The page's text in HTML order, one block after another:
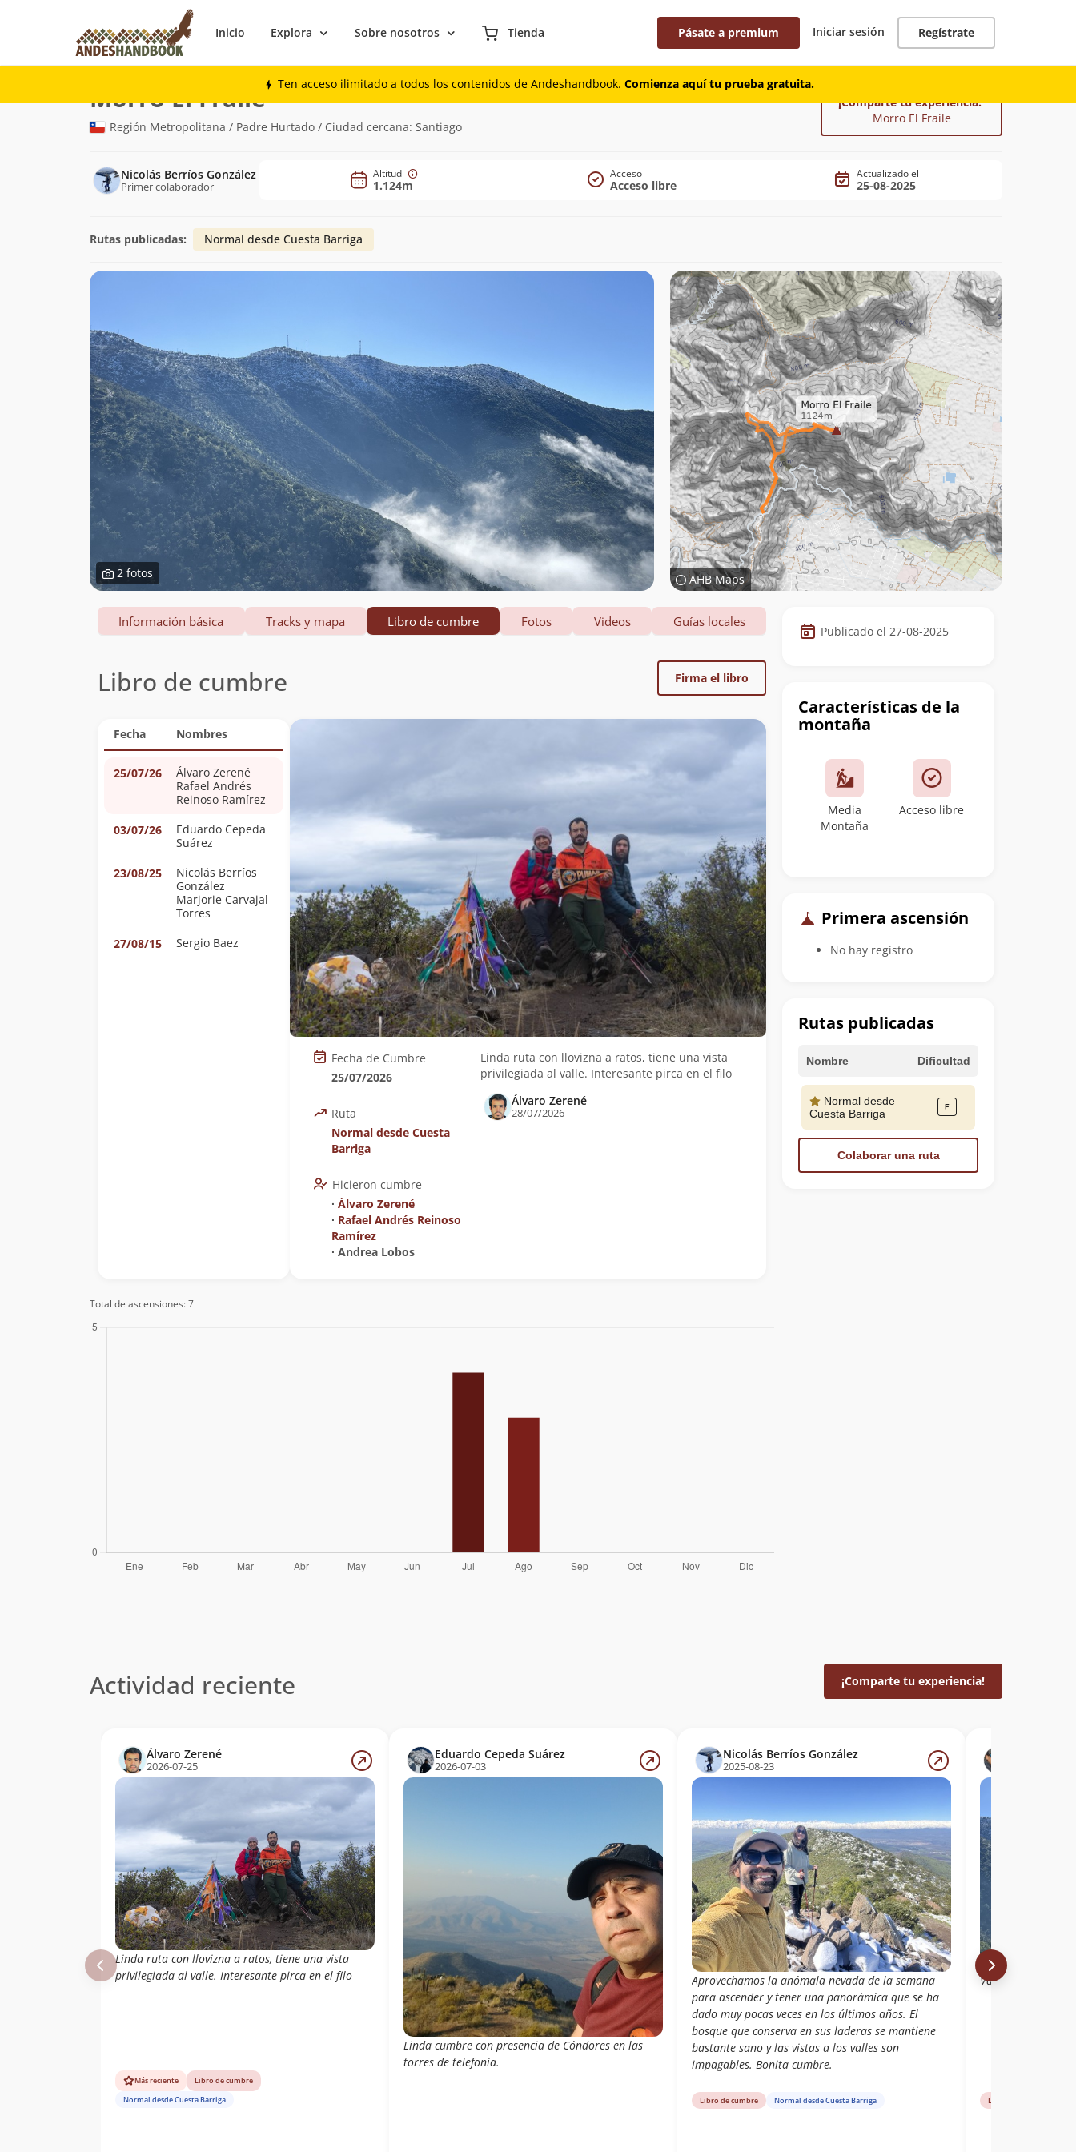
Inicio Explora Sobre nosotros Tienda Pásate a premium Iniciar sesión Regístrate
Ten acceso ilimitado a todos los contenidos de Andeshandbook. Comienza aquí tu prueba gratuita.
Montaña
Morro El Fraile(1.124m)
Región Metropolitana / Padre Hurtado / Ciudad cercana: Santiago
¡Comparte tu experiencia!
Morro El Fraile
Nicolás Berríos González
Primer colaborador
Altitud
1.124m
Acceso
Acceso libre
Actualizado el
25-08-2025
Rutas publicadas: Normal desde Cuesta Barriga
2 fotos AHB Maps
Datos
de
cumbre
Publicado el 27-08-2025
Características de la
montaña
Media
Montaña
Acceso libre
Primera ascensión
No hay registro
Rutas publicadas
Nombre Dificultad
Normal desde
Cuesta Barriga
Colaborar una ruta
Información básica Tracks y mapa Libro de cumbre Fotos Videos Guías locales
Libro de cumbre Firma el libro
Fecha Nombres
25/07/26
Álvaro Zerené
Rafael Andrés
Reinoso Ramírez
03/07/26
Eduardo Cepeda
Suárez
23/08/25
Nicolás Berríos
González
Marjorie Carvajal
Torres
27/08/15
Sergio Baez
Fecha de Cumbre
25/07/2026
Ruta
Normal desde Cuesta
Barriga
Hicieron cumbre
∙ Álvaro Zerené
∙ Rafael Andrés Reinoso
Ramírez
∙ Andrea Lobos
Linda ruta con llovizna a ratos, tiene una vista
privilegiada al valle. Interesante pirca en el filo
Álvaro Zerené
28/07/2026
Total de ascensiones: 7
Actividad reciente ¡Comparte tu experiencia!
Álvaro Zerené
2026-07-25
Linda ruta con llovizna a ratos, tiene una vista
privilegiada al valle. Interesante pirca en el filo
Más reciente
Libro de cumbre
Normal desde Cuesta Barriga
Eduardo Cepeda Suárez
2026-07-03
Linda cumbre con presencia de Cóndores en las
torres de telefonía.
Nicolás Berríos González
2025-08-23
Aprovechamos la anómala nevada de la semana
para ascender y tener una panorámica que se ha
dado muy pocas veces en los últimos años. El
bosque que conserva en sus laderas se mantiene
bastante sano y las vistas a los valles son
impagables. Bonita cumbre.
Libro de cumbre Normal desde Cuesta Barriga
Varias veces lo
Libro de cumbre